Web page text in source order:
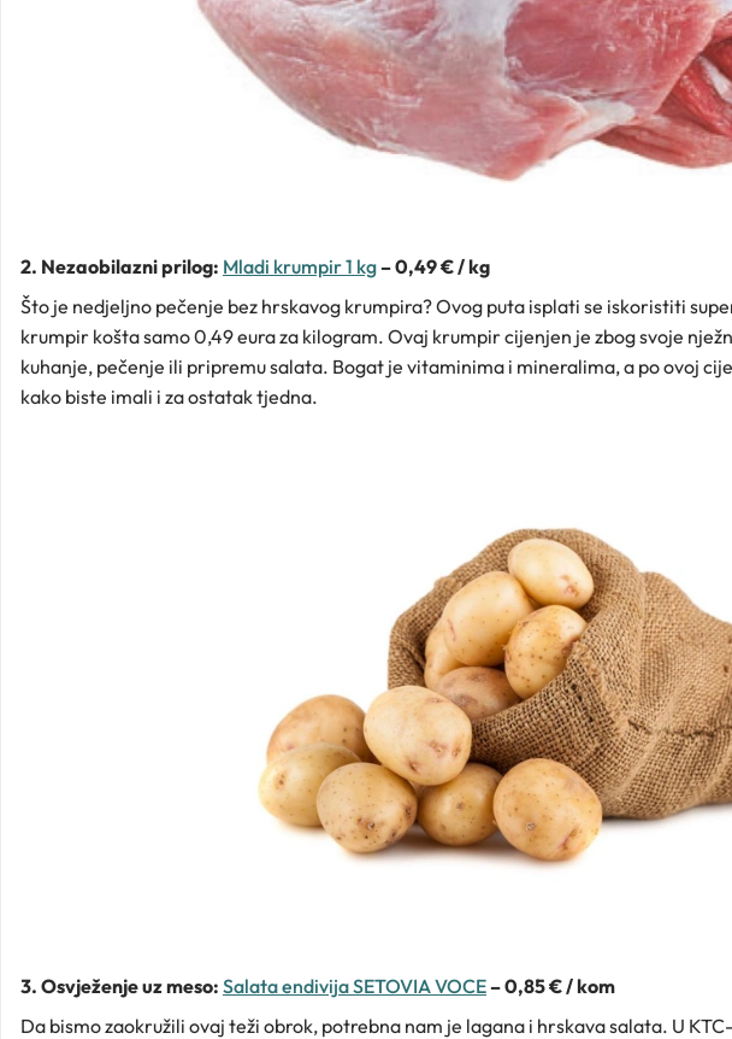
2. Nezaobilazni prilog: Mladi krumpir 1 kg– 0,49 € / kg
Što je nedjeljno pečenje bez hrskavog krumpira? Ovog puta isplati se iskoristiti
krumpir košta samo 0,49 eura za kilogram. Ovaj krumpir cijenjen je zbog svoje
kuhanje, pečenje ili pripremu salata. Bogat je vitaminima i mineralima, a po ovoj
kako biste imali i za ostatak tjedna.
3. Osvježenje uz meso: Salata endivija SETOVIA VOCE– 0,85 € / kom
Da bismo zaokružili ovaj teži obrok, potrebna nam je lagana i hrskava salata. U